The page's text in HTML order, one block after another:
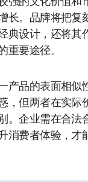
长。品牌将把复
典设计，还将其
重要途径。
产品的表面相似
，但两者在实际
。企业需在合法
消费者体验，才